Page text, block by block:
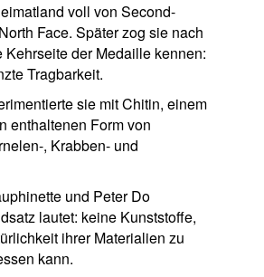
voll von Second-
Face. Später zog sie nach
der Medaille kennen:
Tragbarkeit.
sie mit Chitin, einem
enthaltenen Form von
, Krabben- und
und Peter Do
lautet: keine Kunststoffe,
ihrer Materialien zu
kann.